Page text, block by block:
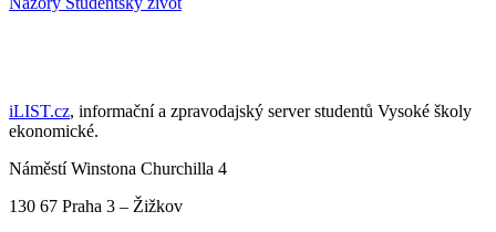
iLIST.cz, informační a zpravodajský server studentů Vysoké školy
ekonomické.
Náměstí Winstona Churchilla 4
130 67 Praha 3 – Žižkov